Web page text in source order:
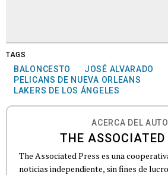
TAGS
BALONCESTO
JOSÉ ALVARADO
PELICANS DE NUEVA ORLEANS
LAKERS DE LOS ÁNGELES
ACERCA DEL
THE ASSOCIATED
The Associated Press es una
noticias independiente, sin fines de